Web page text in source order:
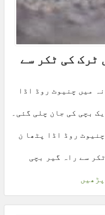
ٹرک کی ٹکر سے
میں چنیوٹ روڈ اڈا
بچی کی جان چلی گئی۔
روڈ اڈا پٹھا ن
سے راہ گیر بچی